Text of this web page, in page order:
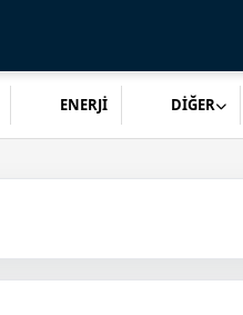
ENERJİ DİĞER